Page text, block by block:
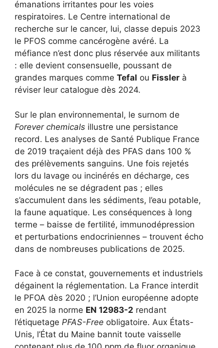
émanations irritantes pour les voies
respiratoires. Le Centre international de
recherche sur le cancer, lui, classe depuis 2023
le PFOS comme cancérogène avéré. La
méfiance n’est donc plus réservée aux militants
: elle devient consensuelle, poussant de
grandes marques comme Tefal ou Fissler à
réviser leur catalogue dès 2024.
Sur le plan environnemental, le surnom de
Forever chemicals illustre une persistance
record. Les analyses de Santé Publique France
de 2019 traçaient déjà des PFAS dans 100 %
des prélèvements sanguins. Une fois rejetés
lors du lavage ou incinérés en décharge, ces
molécules ne se dégradent pas ; elles
s’accumulent dans les sédiments, l’eau potable,
la faune aquatique. Les conséquences à long
terme – baisse de fertilité, immunodépression
et perturbations endocriniennes – trouvent écho
dans de nombreuses publications de 2025.
Face à ce constat, gouvernements et industriels
dégainent la réglementation. La France interdit
le PFOA dès 2020 ; l’Union européenne adopte
en 2025 la norme EN 12983-2 rendant
l’étiquetage PFAS-Free obligatoire. Aux États-
Unis, l’État du Maine bannit toute vaisselle